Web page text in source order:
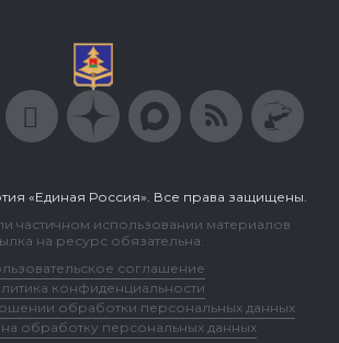
«Единая Россия». Все права защищены.
частичном использовании материалов
на ресурс обязательна.
соглашение
конфиденциальности
обработки персональных данных
обработку персональных данных